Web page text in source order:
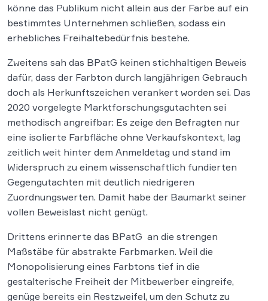
könne das Publikum nicht allein aus der Farbe auf ein
bestimmtes Unternehmen schließen, sodass ein
erhebliches Freihaltebedürfnis bestehe.
Zweitens sah das BPatG keinen stichhaltigen Beweis
dafür, dass der Farbton durch langjährigen Gebrauch
doch als Herkunftszeichen verankert worden sei. Das
2020 vorgelegte Marktforschungsgutachten sei
methodisch angreifbar: Es zeige den Befragten nur
eine isolierte Farbfläche ohne Verkaufskontext, lag
zeitlich weit hinter dem Anmeldetag und stand im
Widerspruch zu einem wissenschaftlich fundierten
Gegengutachten mit deutlich niedrigeren
Zuordnungswerten. Damit habe der Baumarkt seiner
vollen Beweislast nicht genügt.
Drittens erinnerte das BPatG an die strengen
Maßstäbe für abstrakte Farbmarken. Weil die
Monopolisierung eines Farbtons tief in die
gestalterische Freiheit der Mitbewerber eingreife,
genüge bereits ein Restzweifel, um den Schutz zu